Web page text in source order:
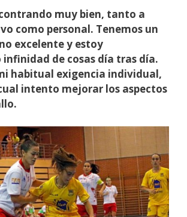
muy bien, tanto a
como personal. Tenemos un
excelente y estoy
de cosas día tras día.
habitual exigencia individual,
intento mejorar los aspectos